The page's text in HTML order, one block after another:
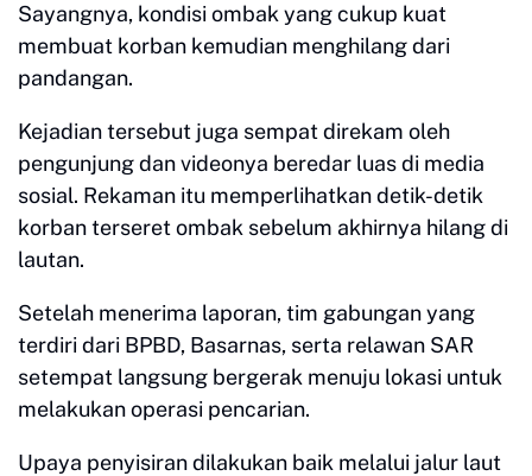
Sayangnya, kondisi ombak yang cukup kuat
membuat korban kemudian menghilang dari
pandangan.
Kejadian tersebut juga sempat direkam oleh
pengunjung dan videonya beredar luas di media
sosial. Rekaman itu memperlihatkan detik-detik
korban terseret ombak sebelum akhirnya hilang di
lautan.
Setelah menerima laporan, tim gabungan yang
terdiri dari BPBD, Basarnas, serta relawan SAR
setempat langsung bergerak menuju lokasi untuk
melakukan operasi pencarian.
Upaya penyisiran dilakukan baik melalui jalur laut